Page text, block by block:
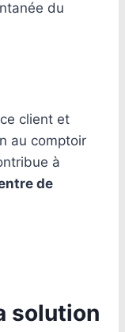
du
client et
au comptoir
à
de
solution